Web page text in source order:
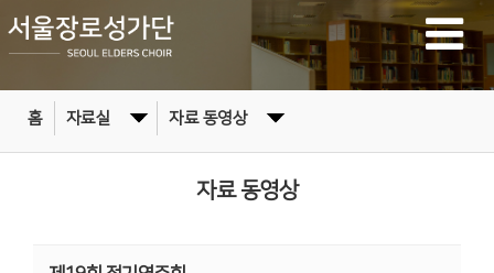
홈 자료실 자료 동영상
자료 동영상